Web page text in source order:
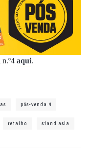
aqui.
pós-venda 4
retalho stand asla